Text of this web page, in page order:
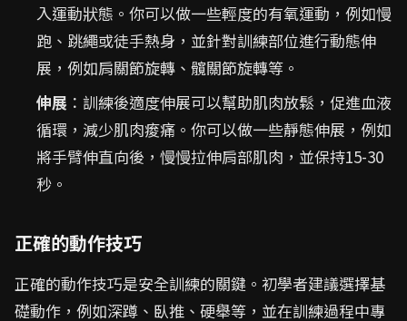
入運動狀態。你可以做一些輕度的有氧運動，例如慢
跑、跳繩或徒手熱身，並針對訓練部位進行動態伸
展，例如肩關節旋轉、髖關節旋轉等。
伸展 ：訓練後適度伸展可以幫助肌肉放鬆，促進血液
循環，減少肌肉痠痛。你可以做一些靜態伸展，例如
將手臂伸直向後，慢慢拉伸肩部肌肉，並保持15-30
秒。
正確的動作技巧
正確的動作技巧是安全訓練的關鍵。初學者建議選擇基
礎動作，例如深蹲、臥推、硬舉等，並在訓練過程中專